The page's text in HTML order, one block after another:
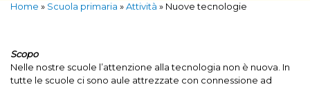
Home » Scuola primaria »Attività » Nuove tecnologie
Scopo
Nelle nostre scuole l’attenzione alla tecnologia non è nuova. In
tutte le scuole ci sono aule attrezzate con connessione ad